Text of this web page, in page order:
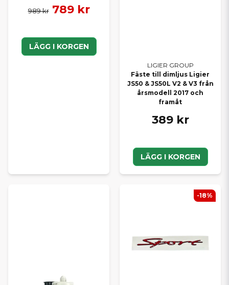
989 kr 789 kr
LÄGG I KORGEN
LIGIER GROUP
Fäste till dimljus Ligier
JS50 & JS50L V2 & V3 från
årsmodell 2017 och
framåt
389 kr
LÄGG I KORGEN
-18%